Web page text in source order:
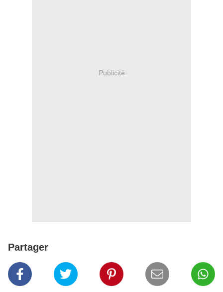
Publicité
Partager